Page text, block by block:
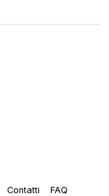
Contatti
FAQ